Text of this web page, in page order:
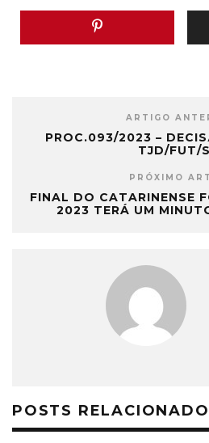
ARTIGO
PROC.093/2023 –
TJD/FUT/
PRÓXIMO
FINAL DO CATARINENSE
2023 TERÁ UM
POSTS